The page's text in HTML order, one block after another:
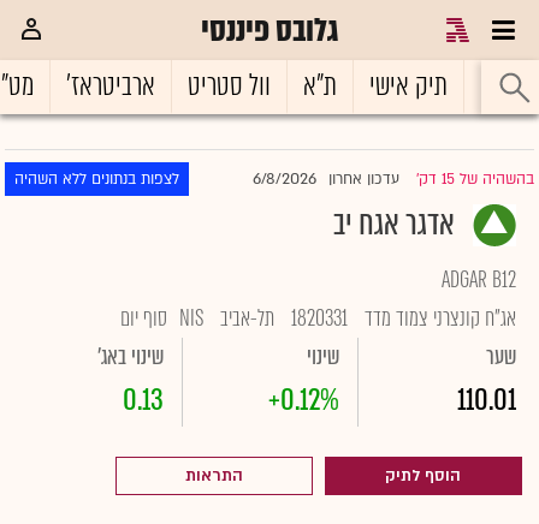
גלובס פיננסי
ראשי תיק אישי ת"א וול סטריט ארביטראז'
בהשהיה של 15 דק' |עדכון אחרון 6/8/2026 לצפות בנתונים ללא השהיה
אדגר אגח יב
ADGAR B12
אג"ח קונצרני צמוד מדד 1820331 תל-אביב NIS סוף יום
שער
110.01
שינוי
+0.12%
שינוי באג'
0.13
הוסף לתיק התראות